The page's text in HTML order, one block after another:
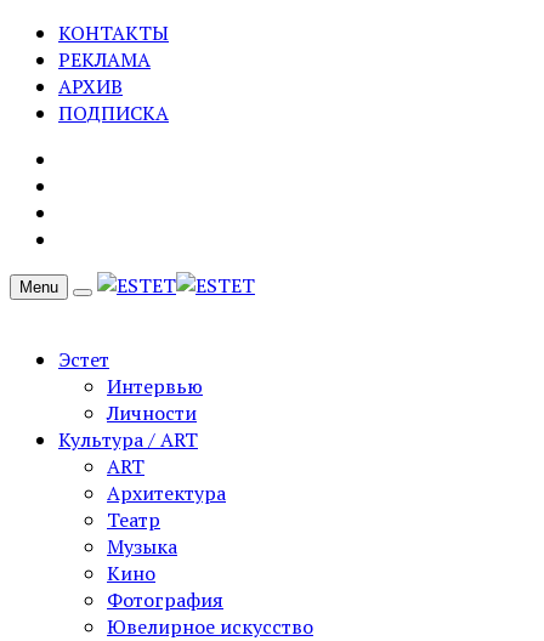
КОНТАКТЫ
РЕКЛАМА
АРХИВ
ПОДПИСКА
Menu
Эстет
Интервью
Личности
Культура / ART
ART
Архитектура
Театр
Музыка
Кино
Фотография
Ювелирное искусство